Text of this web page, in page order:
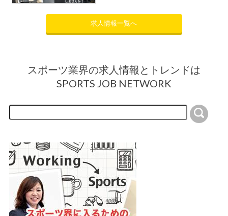
求人情報一覧へ
スポーツ業界の求人情報とトレンドは
SPORTS JOB NETWORK